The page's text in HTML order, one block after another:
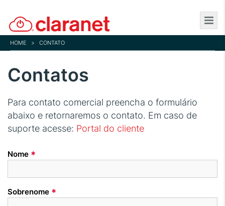
to
main
content
HOME > CONTATO
Contatos
Para contato comercial preencha o formulário
abaixo e retornaremos o contato. Em caso de
suporte acesse: Portal do cliente
Nome *
Sobrenome *